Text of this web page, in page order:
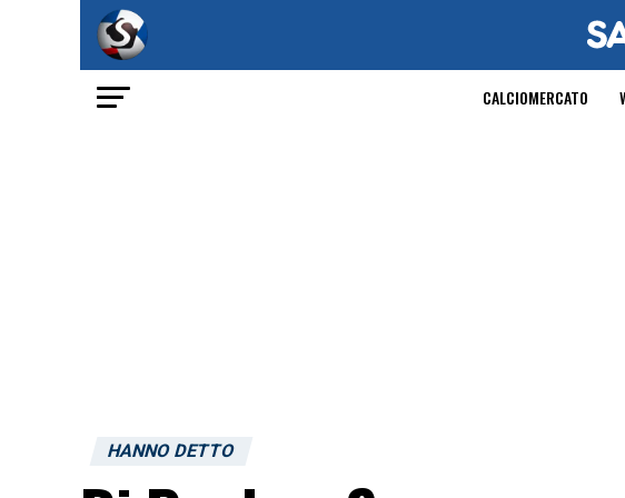
CALCIOMERCATO
HANNO DETTO